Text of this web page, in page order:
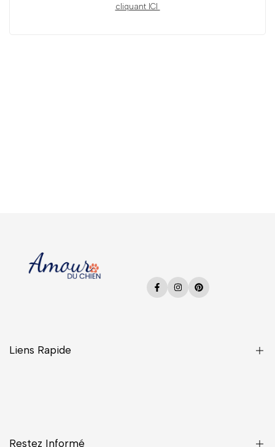
cliquant ICI
Facebook
InstagramPinterest
Liens Rapide
Restez Informé